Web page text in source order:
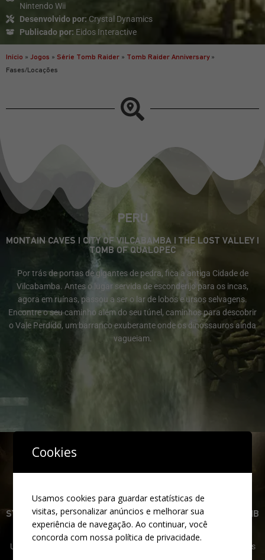
Nintendo Wii
Desenvolvido por: Crystal Dynamics
Publicado por: Eidos Interactive
Início » Jogos » Série Tomb Raider » Tomb Raider Anniversary»
Fases/Locações
PERU
MONTAIN CAVES | CITY OF VILCABAMBA | THE LOST VALLEY |
TOMB OF QUALOPEC
Por trás de portas de gigantes de pedra, fica a antiga Cidade de
Vilcabamba. Antes o lugar servida de esconderijo para os incas,
agora em ruínas, passou a ser o lar de lobos e ursos selvagens.
Encontre o seu caminho além do seu túnel, caminhos para descobrir
o Vale Perdido, um barranco exuberante onde os dinossauros ainda
vagueiam.
ST. FRANCIS FOLLY | THE COLISEUM | MIDAS PALACE | TOMB
OF TIHOCAN
Um traiçoeiro e vertiginoso túnel subterrâneo está no centro destas
Cookies
Usamos cookies para guardar estatísticas de
visitas, personalizar anúncios e melhorar sua
experiência de navegação. Ao continuar, você
concorda com nossa política de privacidade.